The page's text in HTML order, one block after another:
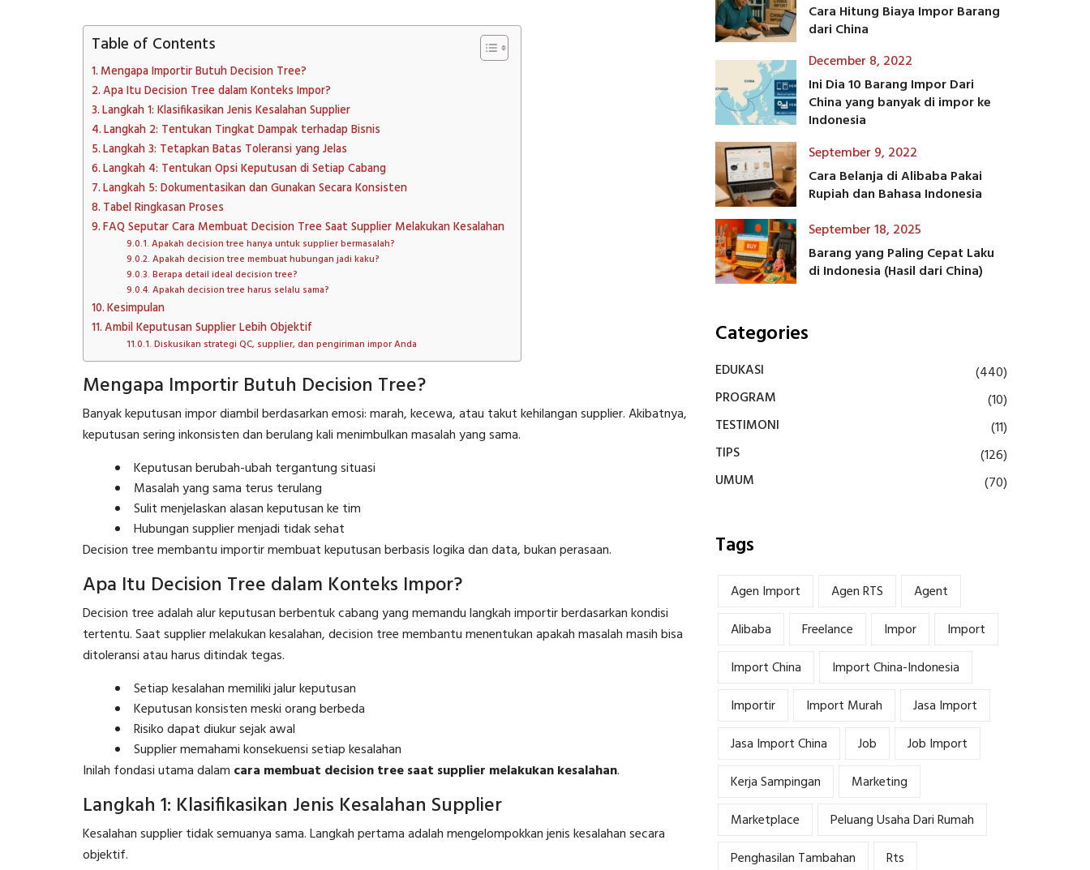
Table of Contents
Mengapa Importir Butuh Decision Tree?
Apa Itu Decision Tree dalam Konteks Impor?
Langkah 1: Klasifikasikan Jenis Kesalahan Supplier
Langkah 2: Tentukan Tingkat Dampak terhadap Bisnis
Langkah 3: Tetapkan Batas Toleransi yang Jelas
Langkah 4: Tentukan Opsi Keputusan di Setiap Cabang
Langkah 5: Dokumentasikan dan Gunakan Secara Konsisten
Tabel Ringkasan Proses
FAQ Seputar Cara Membuat Decision Tree Saat Supplier Melakukan Kesalahan
Apakah decision tree hanya untuk supplier bermasalah?
Apakah decision tree membuat hubungan jadi kaku?
Berapa detail ideal decision tree?
Apakah decision tree harus selalu sama?
Kesimpulan
Ambil Keputusan Supplier Lebih Objektif
Diskusikan strategi QC, supplier, dan pengiriman impor Anda
Mengapa Importir Butuh Decision Tree?
Banyak keputusan impor diambil berdasarkan emosi: marah, kecewa, atau takut kehilangan supplier. Akibatnya,
keputusan sering inkonsisten dan berulang kali menimbulkan masalah yang sama.
Keputusan berubah-ubah tergantung situasi
Masalah yang sama terus terulang
Sulit menjelaskan alasan keputusan ke tim
Hubungan supplier menjadi tidak sehat
Decision tree membantu importir membuat keputusan berbasis logika dan data, bukan perasaan.
Apa Itu Decision Tree dalam Konteks Impor?
Decision tree adalah alur keputusan berbentuk cabang yang memandu langkah importir berdasarkan kondisi
tertentu. Saat supplier melakukan kesalahan, decision tree membantu menentukan apakah masalah masih bisa
ditoleransi atau harus ditindak tegas.
Setiap kesalahan memiliki jalur keputusan
Keputusan konsisten meski orang berbeda
Risiko dapat diukur sejak awal
Supplier memahami konsekuensi setiap kesalahan
Inilah fondasi utama dalam cara membuat decision tree saat supplier melakukan kesalahan.
Langkah 1: Klasifikasikan Jenis Kesalahan Supplier
Kesalahan supplier tidak semuanya sama. Langkah pertama adalah mengelompokkan jenis kesalahan secara
objektif.
Cara Hitung Biaya Impor Barang
dari China
December 8, 2022
Ini Dia 10 Barang Impor Dari
China yang banyak di impor ke
Indonesia
September 9, 2022
Cara Belanja di Alibaba Pakai
Rupiah dan Bahasa Indonesia
September 18, 2025
Barang yang Paling Cepat Laku
di Indonesia (Hasil dari China)
Categories
EDUKASI
(440)
PROGRAM
(10)
TESTIMONI
(11)
TIPS
(126)
UMUM
(70)
Tags
Agen Import Agen RTS
Agent
Alibaba
Freelance Impor
Import
Import China
Import China-Indonesia
Importir
Import Murah
Jasa Import
Jasa Import China
Job
Job Import
Kerja Sampingan
Marketing
Marketplace
Peluang Usaha Dari Rumah
Penghasilan Tambahan
Rts